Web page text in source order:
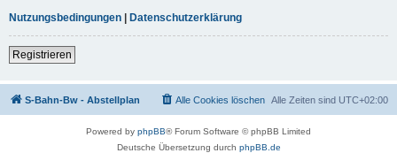
Nutzungsbedingungen | Datenschutzerklärung
Registrieren
S-Bahn-Bw - Abstellplan Alle Zeiten sind UTC+02:00
Alle Cookies löschen
Powered by phpBB® Forum Software © phpBB Limited
Deutsche Übersetzung durch phpBB.de